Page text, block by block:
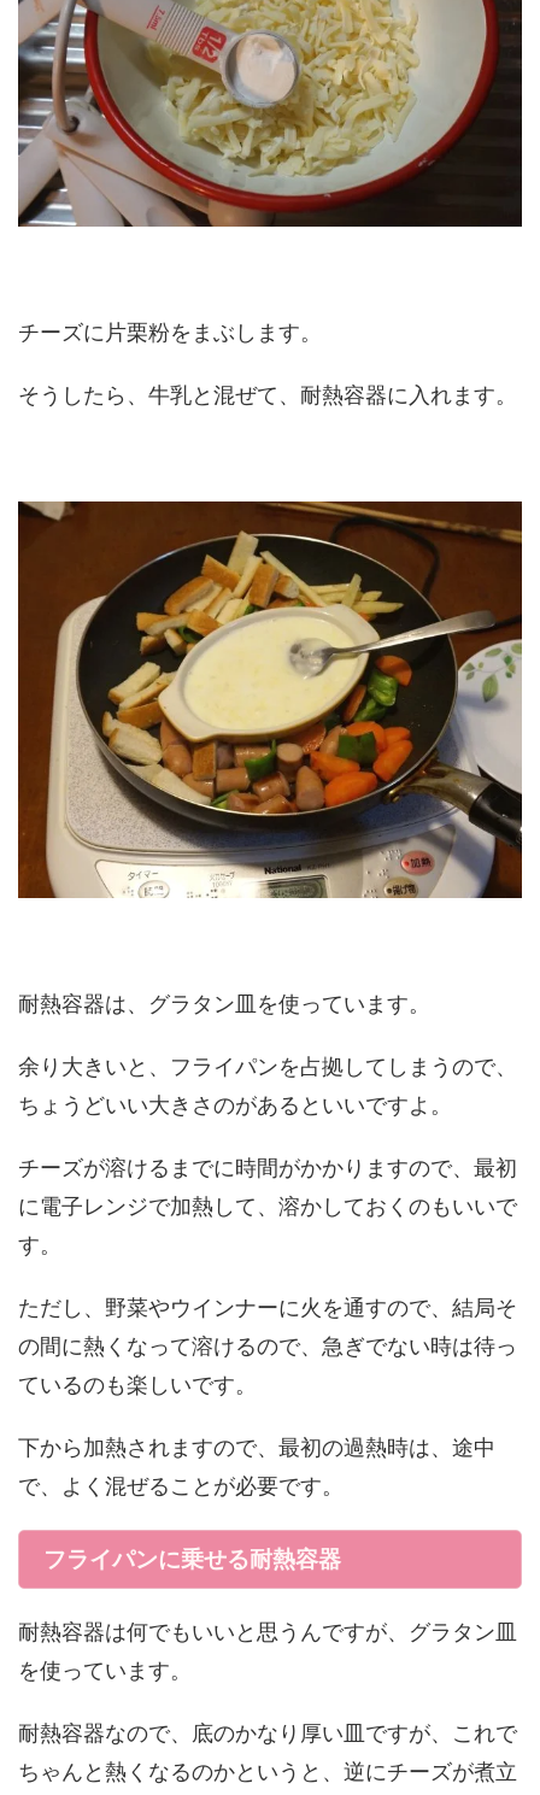
チーズに片栗粉をまぶします。
そうしたら、牛乳と混ぜて、耐熱容器に入れます。
耐熱容器は、グラタン皿を使っています。
余り大きいと、フライパンを占拠してしまうので、
ちょうどいい大きさのがあるといいですよ。
チーズが溶けるまでに時間がかかりますので、最初
に電子レンジで加熱して、溶かしておくのもいいで
す。
ただし、野菜やウインナーに火を通すので、結局そ
の間に熱くなって溶けるので、急ぎでない時は待っ
ているのも楽しいです。
下から加熱されますので、最初の過熱時は、途中
で、よく混ぜることが必要です。
フライパンに乗せる耐熱容器
耐熱容器は何でもいいと思うんですが、グラタン皿
を使っています。
耐熱容器なので、底のかなり厚い皿ですが、これで
ちゃんと熱くなるのかというと、逆にチーズが煮立